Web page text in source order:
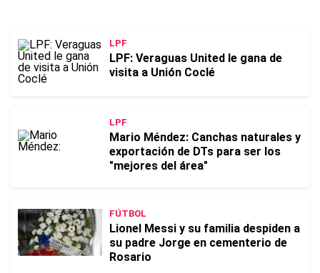
LPF
LPF: Veraguas United le gana de
visita a Unión Coclé
LPF
Mario Méndez: Canchas naturales y
exportación de DTs para ser los
"mejores del área"
FÚTBOL
Lionel Messi y su familia despiden a
su padre Jorge en cementerio de
Rosario